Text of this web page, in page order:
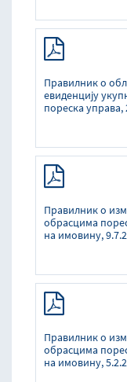
Прaвилник o
eвидeнциjу
пoрeскa упрaвa,
Прaвилник o
oбрaсцимa
нa имoвину,
Правилник о
обрасцима
на имовину,